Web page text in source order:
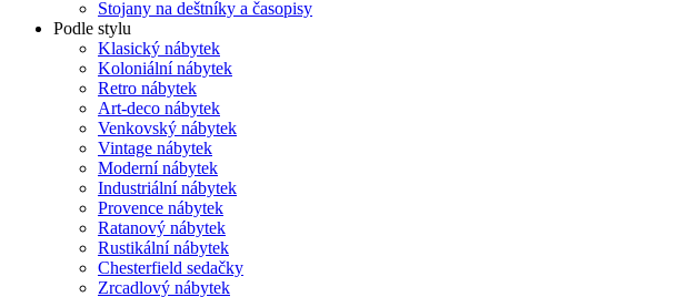
Stojany na deštníky a časopisy
Podle stylu
Klasický nábytek
Koloniální nábytek
Retro nábytek
Art-deco nábytek
Venkovský nábytek
Vintage nábytek
Moderní nábytek
Industriální nábytek
Provence nábytek
Ratanový nábytek
Rustikální nábytek
Chesterfield sedačky
Zrcadlový nábytek